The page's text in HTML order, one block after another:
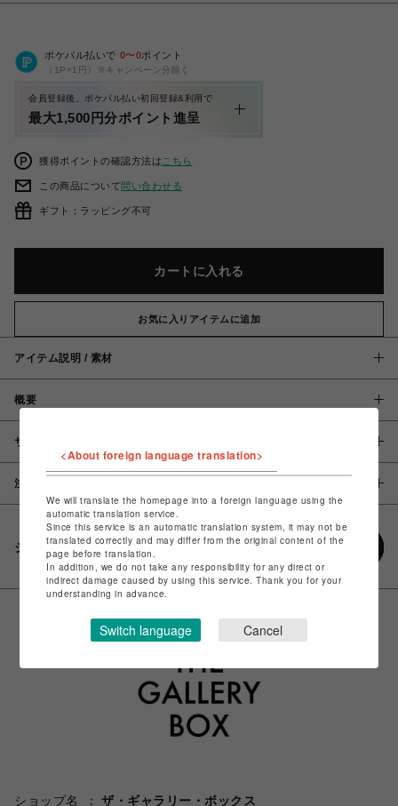
ポケパル払いで 0〜0ポイント
（1P=1円）※キャンペーン分除く
会員登録後、ポケパル払い初回登録&利用で
最大1,500円分ポイント進呈
獲得ポイントの確認方法は こちら
この商品について問い合わせる
ギフト：ラッピング不可
カートに入れる
お気に入りアイテムに追加
アイテム説明 / 素材
概要
サイズ
注意事項
シェアする
ショップ名
ザ・ギャラリー・ボックス
<About foreign language translation>
We will translate the homepage into a foreign language using the
automatic translation service.
Since this service is an automatic translation system, it may not be
translated correctly and may differ from the original content of the
page before translation.
In addition, we do not take any responsibility for any direct or
indirect damage caused by using this service. Thank you for your
understanding in advance.
Switch language Cancel